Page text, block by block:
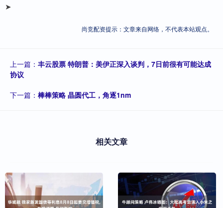
➤
尚竞配资提示：文章来自网络，不代表本站观点。
上一篇： 丰云股票 特朗普：美伊正深入谈判，7日前很有可能达成
协议
下一篇： 棒棒策略 晶圆代工，角逐1nm
相关文章